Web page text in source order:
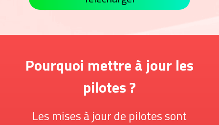
Pourquoi mettre à jour les
pilotes ?
Les mises à jour de pilotes sont